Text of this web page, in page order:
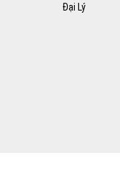
Đại Lý